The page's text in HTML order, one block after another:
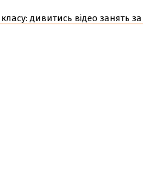
дивитись відео занять за